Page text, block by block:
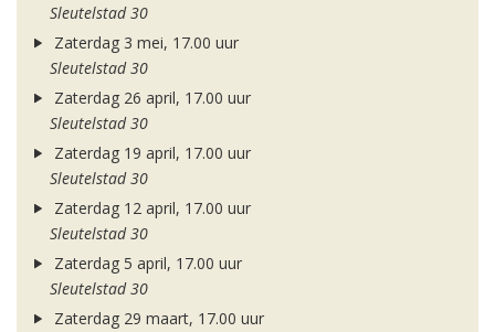
Sleutelstad 30
Zaterdag 3 mei, 17.00 uur
Sleutelstad 30
Zaterdag 26 april, 17.00 uur
Sleutelstad 30
Zaterdag 19 april, 17.00 uur
Sleutelstad 30
Zaterdag 12 april, 17.00 uur
Sleutelstad 30
Zaterdag 5 april, 17.00 uur
Sleutelstad 30
Zaterdag 29 maart, 17.00 uur